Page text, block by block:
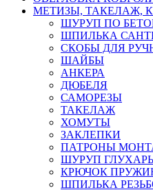
МЕТИЗЫ, ТАКЕЛАЖ,
ШУРУП ПО
ШПИЛЬКА
СКОБЫ ДЛЯ
ШАЙБЫ
АНКЕРА
ДЮБЕЛЯ
САМОРЕЗЫ
ТАКЕЛАЖ
ХОМУТЫ
ЗАКЛЕПКИ
ПАТРОНЫ
ШУРУП
КРЮЧОК
ШПИЛЬКА